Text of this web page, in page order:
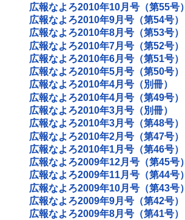
広報なよろ2010年10月号（第55号）
広報なよろ2010年9月号（第54号）
広報なよろ2010年8月号（第53号）
広報なよろ2010年7月号（第52号）
広報なよろ2010年6月号（第51号）
広報なよろ2010年5月号（第50号）
広報なよろ2010年4月号（別冊）
広報なよろ2010年4月号（第49号）
広報なよろ2010年3月号（別冊）
広報なよろ2010年3月号（第48号）
広報なよろ2010年2月号（第47号）
広報なよろ2010年1月号（第46号）
広報なよろ2009年12月号（第45号）
広報なよろ2009年11月号（第44号）
広報なよろ2009年10月号（第43号）
広報なよろ2009年9月号（第42号）
広報なよろ2009年8月号（第41号）